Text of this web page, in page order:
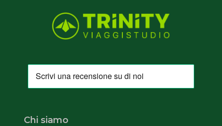
Chi siamo